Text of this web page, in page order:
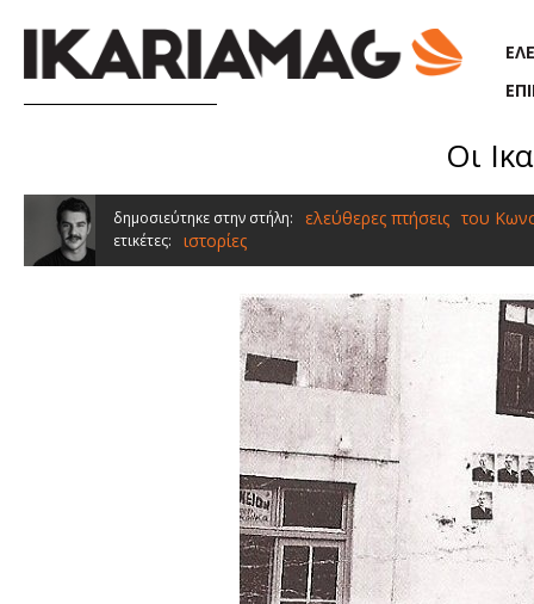
Οι
δημοσιεύτηκε στην στήλη: ελεύθερες πτήσεις του
ετικέτες: ιστορίες